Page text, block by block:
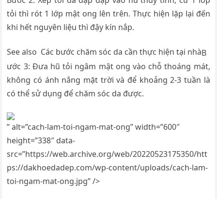
tỏi thì rót 1 lớp mật ong lên trên. Thực hiện lặp lại đến
khi hết nguyên liệu thì đậy kín nắp.
See also Các bước chăm sóc da cần thực hiện tại nhàB
ước 3: Đưa hũ tỏi ngâm mật ong vào chỗ thoáng mát,
không có ánh nắng mặt trời và để khoảng 2-3 tuần là
có thể sử dụng để chăm sóc da được.
” alt=”cach-lam-toi-ngam-mat-ong” width=”600″
height=”338″ data-
src=”https://web.archive.org/web/20220523175350/htt
ps://dakhoedadep.com/wp-content/uploads/cach-lam-
toi-ngam-mat-ong.jpg” />